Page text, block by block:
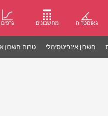
גרפים מחשבונים גאומטריה
טרום חשבון חשבון אינפיטסימלי